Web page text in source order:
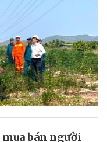
bán người